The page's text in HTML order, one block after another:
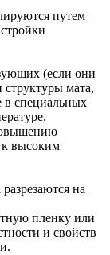
путем
(если они
структуры мата,
в специальных
к высоким
на
пленку или
и свойств